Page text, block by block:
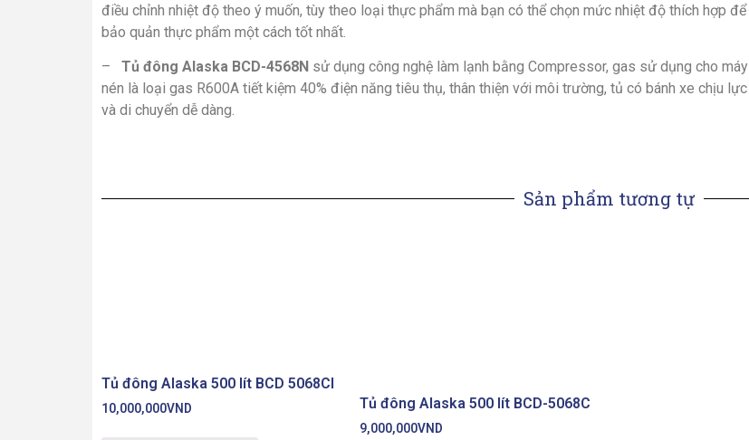
điều chỉnh nhiệt độ theo ý muốn, tùy theo loại thực phẩm mà bạn có thể chọn mức nhiệt độ thích hợp để
bảo quản thực phẩm một cách tốt nhất.
– Tủ đông Alaska BCD-4568N sử dụng công nghệ làm lạnh bằng Compressor, gas sử dụng cho máy
nén là loại gas R600A tiết kiệm 40% điện năng tiêu thụ, thân thiện với môi trường, tủ có bánh xe chịu lực
và di chuyển dễ dàng.
Sản phẩm tương tự
Tủ đông Alaska 500 lít BCD 5068CI
10,000,000VND Tủ đông Alaska 500 lít BCD-5068C
9,000,000VND